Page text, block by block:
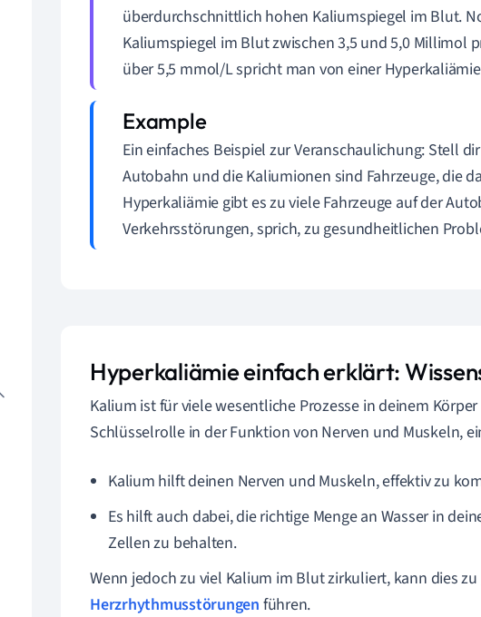
überdurchschnittlich hohen Kaliumspiegel im Blut.
Kaliumspiegel im Blut zwischen 3,5 und 5,0 Millimol
über 5,5 mmol/L spricht man von einer
Ein einfaches Beispiel zur Veranschaulichung: Stell
Autobahn und die Kaliumionen sind Fahrzeuge, die
Hyperkaliämie gibt es zu viele Fahrzeuge auf der
Verkehrsstörungen, sprich, zu gesundheitlichen
Hyperkaliämie einfach erklärt:
Kalium ist für viele wesentliche Prozesse in deinem
Schlüsselrolle in der Funktion von Nerven und Muskeln,
Kalium hilft deinen Nerven und Muskeln, effektiv zu
Es hilft auch dabei, die richtige Menge an Wasser in
Zellen zu behalten.
Wenn jedoch zu viel Kalium im Blut zirkuliert, kann dies
Herzrhythmusstörungen führen.